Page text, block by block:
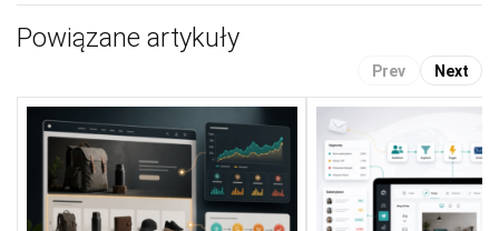
Powiązane artykuły
Prev Next